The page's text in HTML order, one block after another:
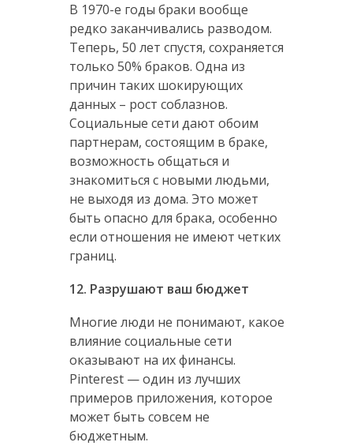
В 1970-е годы браки вообще
редко заканчивались разводом.
Теперь, 50 лет спустя, сохраняется
только 50% браков. Одна из
причин таких шокирующих
данных – рост соблазнов.
Социальные сети дают обоим
партнерам, состоящим в браке,
возможность общаться и
знакомиться с новыми людьми,
не выходя из дома. Это может
быть опасно для брака, особенно
если отношения не имеют четких
границ.
12. Разрушают ваш бюджет
Многие люди не понимают, какое
влияние социальные сети
оказывают на их финансы.
Pinterest — один из лучших
примеров приложения, которое
может быть совсем не
бюджетным.